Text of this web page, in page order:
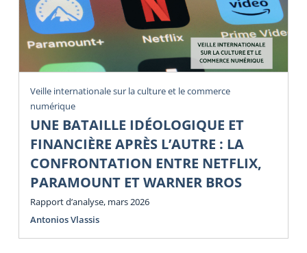
Veille internationale sur la culture et le commerce
numérique
UNE BATAILLE IDÉOLOGIQUE ET
FINANCIÈRE APRÈS L’AUTRE : LA
CONFRONTATION ENTRE NETFLIX,
PARAMOUNT ET WARNER BROS
Rapport d’analyse, mars 2026
Antonios Vlassis